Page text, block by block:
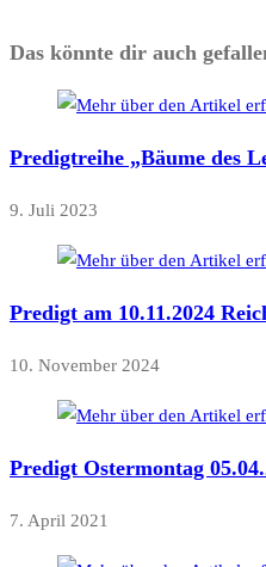
Das könnte dir auch
Predigtreihe „Bäume des
9. Juli 2023
Predigt am 10.11.2024
10. November 2024
Predigt Ostermontag
7. April 2021